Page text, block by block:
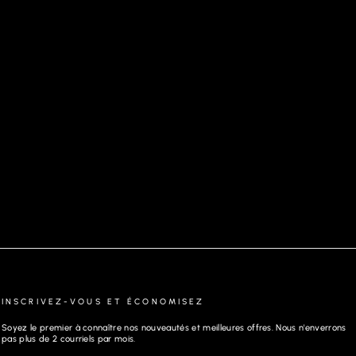
INSCRIVEZ-VOUS ET ÉCONOMISEZ
Soyez le premier à connaître nos nouveautés et meilleures offres. Nous n'enverrons
pas plus de 2 courriels par mois.